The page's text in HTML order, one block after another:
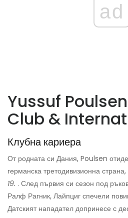
ad
Yussuf
Club &
Клубна кариера
От родната си Дания, Poulsen
германска третодивизионна страна,
19. . След първия си сезон под
Ралф Рагник, Лайпциг спечели
Датският нападател допринесе с